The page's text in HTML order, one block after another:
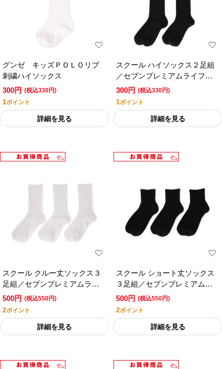
グンゼ キッズＰＯＬＯリブ
刺繍ハイソックス
300円 (税込330円)
1ポイント
詳細を見る
スクール ハイソックス２足組
／セブンプレミアムライフス
タイル
300円 (税込330円)
1ポイント
詳細を見る
スクール クルー丈ソックス３
足組／セブンプレミアムライ
フスタイル
500円 (税込550円)
2ポイント
詳細を見る
スクール ショート丈ソックス
３足組／セブンプレミアムラ
イフスタイル
500円 (税込550円)
2ポイント
詳細を見る